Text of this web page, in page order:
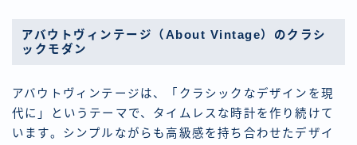
アバウトヴィンテージ（About Vintage）のクラシ
ックモダン
アバウトヴィンテージは、「クラシックなデザインを現
代に」というテーマで、タイムレスな時計を作り続けて
います。シンプルながらも高級感を持ち合わせたデザイ